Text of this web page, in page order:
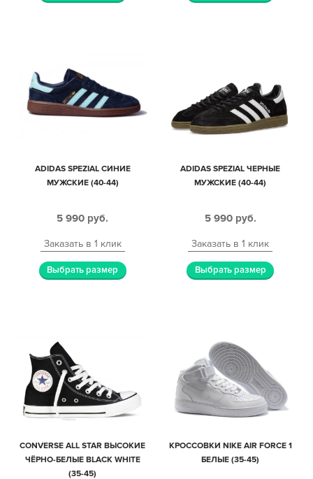
ADIDAS SPEZIAL СИНИЕ
МУЖСКИЕ (40-44)
5 990 руб.
Заказать в 1 клик
Выбрать размер
ADIDAS SPEZIAL ЧЕРНЫЕ
МУЖСКИЕ (40-44)
5 990 руб.
Заказать в 1 клик
Выбрать размер
CONVERSE ALL STAR ВЫСОКИЕ
ЧЁРНО-БЕЛЫЕ BLACK WHITE
(35-45)
КРОССОВКИ NIKE AIR FORCE 1
БЕЛЫЕ (35-45)